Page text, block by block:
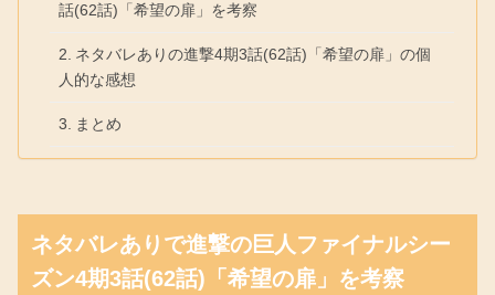
話(62話)「希望の扉」を考察
ネタバレありの進撃4期3話(62話)「希望の扉」の個
人的な感想
まとめ
ネタバレありで進撃の巨人ファイナルシー
ズン4期3話(62話)「希望の扉」を考察